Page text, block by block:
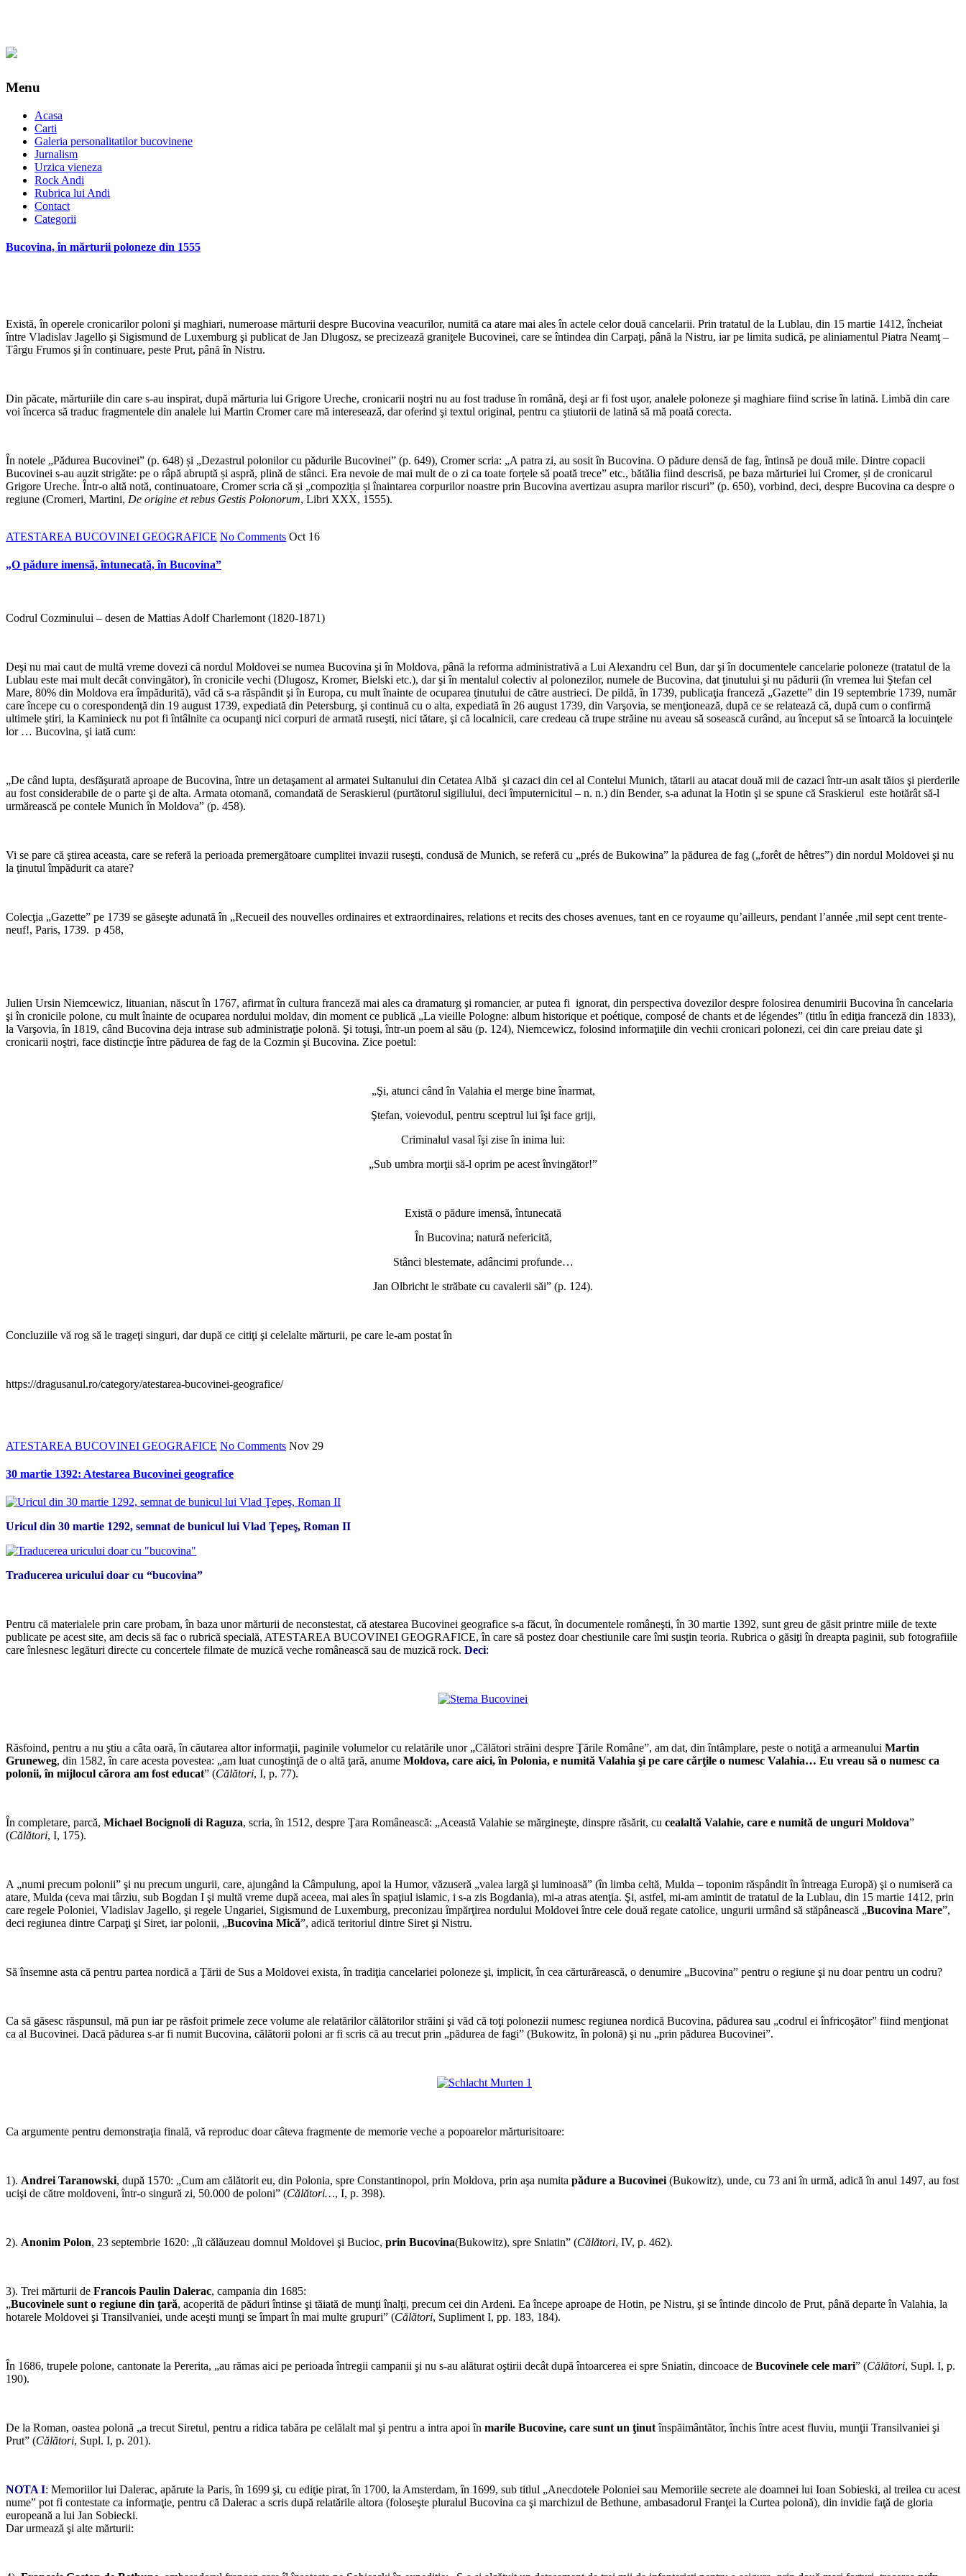
Menu
Acasa
Carti
Galeria personalitatilor bucovinene
Jurnalism
Urzica vieneza
Rock Andi
Rubrica lui Andi
Contact
Categorii
Bucovina, în mărturii poloneze din 1555
Există, în operele cronicarilor poloni şi maghiari, numeroase mărturii despre Bucovina veacurilor, numită ca atare mai ales în actele celor două cancelarii. Prin tratatul de la Lublau, din 15 martie 1412, încheiat
între Vladislav Jagello şi Sigismund de Luxemburg şi publicat de Jan Dlugosz, se precizează graniţele Bucovinei, care se întindea din Carpaţi, până la Nistru, iar pe limita sudică, pe aliniamentul Piatra Neamţ –
Târgu Frumos şi în continuare, peste Prut, până în Nistru.
Din păcate, mărturiile din care s-au inspirat, după mărturia lui Grigore Ureche, cronicarii noştri nu au fost traduse în română, deşi ar fi fost uşor, analele poloneze şi maghiare fiind scrise în latină. Limbă din care
voi încerca să traduc fragmentele din analele lui Martin Cromer care mă interesează, dar oferind şi textul original, pentru ca ştiutorii de latină să mă poată corecta.
În notele „Pădurea Bucovinei” (p. 648) și „Dezastrul polonilor cu pădurile Bucovinei” (p. 649), Cromer scria: „A patra zi, au sosit în Bucovina. O pădure densă de fag, întinsă pe două mile. Dintre copacii
Bucovinei s-au auzit strigăte: pe o râpă abruptă și aspră, plină de stânci. Era nevoie de mai mult de o zi ca toate forțele să poată trece” etc., bătălia fiind descrisă, pe baza mărturiei lui Cromer, și de cronicarul
Grigore Ureche. Într-o altă notă, continuatoare, Cromer scria că și „compoziția și înaintarea corpurilor noastre prin Bucovina avertizau asupra marilor riscuri” (p. 650), vorbind, deci, despre Bucovina ca despre o
regiune (Cromeri, Martini, De origine et rebus Gestis Polonorum, Libri XXX, 1555).
ATESTAREA BUCOVINEI GEOGRAFICE No Comments Oct 16
„O pădure imensă, întunecată, în Bucovina”
Codrul Cozminului – desen de Mattias Adolf Charlemont (1820-1871)
Deşi nu mai caut de multă vreme dovezi că nordul Moldovei se numea Bucovina şi în Moldova, până la reforma administrativă a Lui Alexandru cel Bun, dar şi în documentele cancelarie poloneze (tratatul de la
Lublau este mai mult decât convingător), în cronicile vechi (Dlugosz, Kromer, Bielski etc.), dar şi în mentalul colectiv al polonezilor, numele de Bucovina, dat ţinutului şi nu pădurii (în vremea lui Ştefan cel
Mare, 80% din Moldova era împădurită), văd că s-a răspândit şi în Europa, cu mult înainte de ocuparea ţinutului de către austrieci. De pildă, în 1739, publicaţia franceză „Gazette” din 19 septembrie 1739, număr
care începe cu o corespondenţă din 19 august 1739, expediată din Petersburg, şi continuă cu o alta, expediată în 26 august 1739, din Varşovia, se menţionează, după ce se relatează că, după cum o confirmă
ultimele ştiri, la Kaminieck nu pot fi întâlnite ca ocupanţi nici corpuri de armată ruseşti, nici tătare, şi că localnicii, care credeau că trupe străine nu aveau să sosească curând, au început să se întoarcă la locuinţele
lor … Bucovina, şi iată cum:
„De când lupta, desfăşurată aproape de Bucovina, între un detaşament al armatei Sultanului din Cetatea Albă şi cazaci din cel al Contelui Munich, tătarii au atacat două mii de cazaci într-un asalt tăios şi pierderile
au fost considerabile de o parte şi de alta. Armata otomană, comandată de Seraskierul (purtătorul sigiliului, deci împuternicitul – n. n.) din Bender, s-a adunat la Hotin şi se spune că Sraskierul este hotărât să-l
urmărească pe contele Munich în Moldova” (p. 458).
Vi se pare că ştirea aceasta, care se referă la perioada premergătoare cumplitei invazii ruseşti, condusă de Munich, se referă cu „prés de Bukowina” la pădurea de fag („forêt de hêtres”) din nordul Moldovei şi nu
la ţinutul împădurit ca atare?
Colecţia „Gazette” pe 1739 se găseşte adunată în „Recueil des nouvelles ordinaires et extraordinaires, relations et recits des choses avenues, tant en ce royaume qu’ailleurs, pendant l’année ,mil sept cent trente-
neuf!, Paris, 1739. p 458,
Julien Ursin Niemcewicz, lituanian, născut în 1767, afirmat în cultura franceză mai ales ca dramaturg şi romancier, ar putea fi ignorat, din perspectiva dovezilor despre folosirea denumirii Bucovina în cancelaria
şi în cronicile polone, cu mult înainte de ocuparea nordului moldav, din moment ce publică „La vieille Pologne: album historique et poétique, composé de chants et de légendes” (titlu în ediţia franceză din 1833),
la Varşovia, în 1819, când Bucovina deja intrase sub administraţie polonă. Şi totuşi, într-un poem al său (p. 124), Niemcewicz, folosind informaţiile din vechii cronicari polonezi, cei din care preiau date şi
cronicarii noştri, face distincţie între pădurea de fag de la Cozmin şi Bucovina. Zice poetul:
„Şi, atunci când în Valahia el merge bine înarmat,
Ştefan, voievodul, pentru sceptrul lui îşi face griji,
Criminalul vasal îşi zise în inima lui:
„Sub umbra morţii să-l oprim pe acest învingător!”
Există o pădure imensă, întunecată
În Bucovina; natură nefericită,
Stânci blestemate, adâncimi profunde…
Jan Olbricht le străbate cu cavalerii săi” (p. 124).
Concluziile vă rog să le trageţi singuri, dar după ce citiţi şi celelalte mărturii, pe care le-am postat în
https://dragusanul.ro/category/atestarea-bucovinei-geografice/
ATESTAREA BUCOVINEI GEOGRAFICE No Comments Nov 29
30 martie 1392: Atestarea Bucovinei geografice
Uricul din 30 martie 1292, semnat de bunicul lui Vlad Ţepeş, Roman II
Traducerea uricului doar cu “bucovina”
Pentru că materialele prin care probam, în baza unor mărturii de neconstestat, că atestarea Bucovinei geografice s-a făcut, în documentele româneşti, în 30 martie 1392, sunt greu de găsit printre miile de texte
publicate pe acest site, am decis să fac o rubrică specială, ATESTAREA BUCOVINEI GEOGRAFICE, în care să postez doar chestiunile care îmi susţin teoria. Rubrica o găsiţi în dreapta paginii, sub fotografiile
care înlesnesc legături directe cu concertele filmate de muzică veche românească sau de muzică rock. Deci:
Răsfoind, pentru a nu ştiu a câta oară, în căutarea altor informaţii, paginile volumelor cu relatările unor „Călători străini despre Ţările Române”, am dat, din întâmplare, peste o notiţă a armeanului Martin
Gruneweg, din 1582, în care acesta povestea: „am luat cunoştinţă de o altă ţară, anume Moldova, care aici, în Polonia, e numită Valahia şi pe care cărţile o numesc Valahia… Eu vreau să o numesc ca
polonii, în mijlocul cărora am fost educat” (Călători, I, p. 77).
În completare, parcă, Michael Bocignoli di Raguza, scria, în 1512, despre Ţara Românească: „Această Valahie se mărgineşte, dinspre răsărit, cu cealaltă Valahie, care e numită de unguri Moldova”
(Călători, I, 175).
A „numi precum polonii” şi nu precum ungurii, care, ajungând la Câmpulung, apoi la Humor, văzuseră „valea largă şi luminoasă” (în limba celtă, Mulda – toponim răspândit în întreaga Europă) şi o numiseră ca
atare, Mulda (ceva mai târziu, sub Bogdan I şi multă vreme după aceea, mai ales în spaţiul islamic, i s-a zis Bogdania), mi-a atras atenţia. Şi, astfel, mi-am amintit de tratatul de la Lublau, din 15 martie 1412, prin
care regele Poloniei, Vladislav Jagello, şi regele Ungariei, Sigismund de Luxemburg, preconizau împărţirea nordului Moldovei între cele două regate catolice, ungurii urmând să stăpânească „Bucovina Mare”,
deci regiunea dintre Carpaţi şi Siret, iar polonii, „Bucovina Mică”, adică teritoriul dintre Siret şi Nistru.
Să însemne asta că pentru partea nordică a Ţării de Sus a Moldovei exista, în tradiţia cancelariei poloneze şi, implicit, în cea cărturărească, o denumire „Bucovina” pentru o regiune şi nu doar pentru un codru?
Ca să găsesc răspunsul, mă pun iar pe răsfoit primele zece volume ale relatărilor călătorilor străini şi văd că toţi polonezii numesc regiunea nordică Bucovina, pădurea sau „codrul ei înfricoşător” fiind menţionat
ca al Bucovinei. Dacă pădurea s-ar fi numit Bucovina, călătorii poloni ar fi scris că au trecut prin „pădurea de fagi” (Bukowitz, în polonă) şi nu „prin pădurea Bucovinei”.
Ca argumente pentru demonstraţia finală, vă reproduc doar câteva fragmente de memorie veche a popoarelor mărturisitoare:
1). Andrei Taranowski, după 1570: „Cum am călătorit eu, din Polonia, spre Constantinopol, prin Moldova, prin aşa numita pădure a Bucovinei (Bukowitz), unde, cu 73 ani în urmă, adică în anul 1497, au fost
ucişi de către moldoveni, într-o singură zi, 50.000 de poloni” (Călători…, I, p. 398).
2). Anonim Polon, 23 septembrie 1620: „îi călăuzeau domnul Moldovei şi Bucioc, prin Bucovina(Bukowitz), spre Sniatin” (Călători, IV, p. 462).
3). Trei mărturii de Francois Paulin Dalerac, campania din 1685:
„Bucovinele sunt o regiune din ţară, acoperită de păduri întinse şi tăiată de munţi înalţi, precum cei din Ardeni. Ea începe aproape de Hotin, pe Nistru, şi se întinde dincolo de Prut, până departe în Valahia, la
hotarele Moldovei şi Transilvaniei, unde aceşti munţi se împart în mai multe grupuri” (Călători, Supliment I, pp. 183, 184).
În 1686, trupele polone, cantonate la Pererita, „au rămas aici pe perioada întregii campanii şi nu s-au alăturat oştirii decât după întoarcerea ei spre Sniatin, dincoace de Bucovinele cele mari” (Călători, Supl. I, p.
190).
De la Roman, oastea polonă „a trecut Siretul, pentru a ridica tabăra pe celălalt mal şi pentru a intra apoi în marile Bucovine, care sunt un ţinutînspăimântător, închis între acest fluviu, munţii Transilvaniei şi
Prut” (Călători, Supl. I, p. 201).
NOTA I: Memoriilor lui Dalerac, apărute la Paris, în 1699 şi, cu ediţie pirat, în 1700, la Amsterdam, în 1699, sub titlul „Anecdotele Poloniei sau Memoriile secrete ale doamnei lui Ioan Sobieski, al treilea cu acest
nume” pot fi contestate ca informaţie, pentru că Dalerac a scris după relatările altora (foloseşte pluralul Bucovina ca şi marchizul de Bethune, ambasadorul Franţei la Curtea polonă), din invidie faţă de gloria
europeană a lui Jan Sobiecki.
Dar urmează şi alte mărturii: